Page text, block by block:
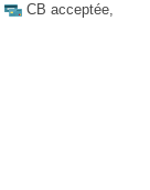
CB acceptée,